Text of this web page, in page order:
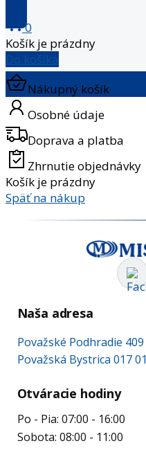
0
Košík je prázdny
Do košíka
Nákupný košík
Osobné údaje
Doprava a platba
Zhrnutie objednávky
Košík je prázdny
Späť na nákup
Naša adresa
Považské Podhradie 409
Považská Bystrica 017 01
Otváracie hodiny
Po - Pia: 07:00 - 16:00
Sobota: 08:00 - 11:00